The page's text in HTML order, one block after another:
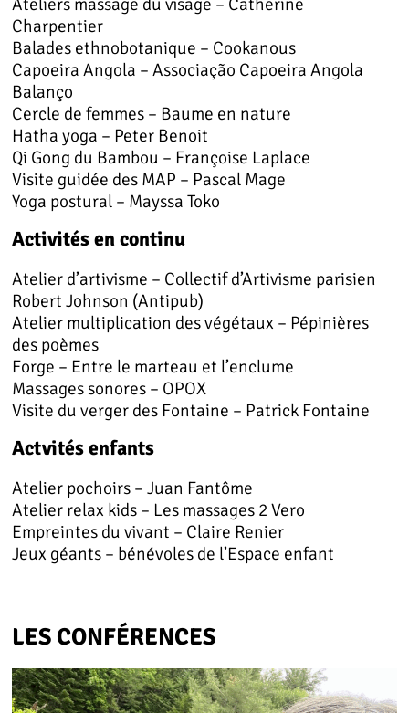
Charpentier
Balades ethnobotanique – Cookanous
Capoeira Angola – Associação Capoeira Angola
Balanço
Cercle de femmes – Baume en nature
Hatha yoga – Peter Benoit
Qi Gong du Bambou – Françoise Laplace
Visite guidée des MAP – Pascal Mage
Yoga postural – Mayssa Toko
Activités en continu
Atelier d’artivisme – Collectif d’Artivisme parisien
Robert Johnson (Antipub)
Atelier multiplication des végétaux – Pépinières
des poèmes
Forge – Entre le marteau et l’enclume
Massages sonores – OPOX
Visite du verger des Fontaine – Patrick Fontaine
Actvités enfants
Atelier pochoirs – Juan Fantôme
Atelier relax kids – Les massages 2 Vero
Empreintes du vivant – Claire Renier
Jeux géants – bénévoles de l’Espace enfant
LES CONFÉRENCES